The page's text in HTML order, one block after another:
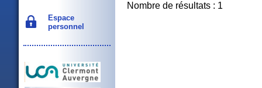
Espace
personnel
Nombre de résultats : 1